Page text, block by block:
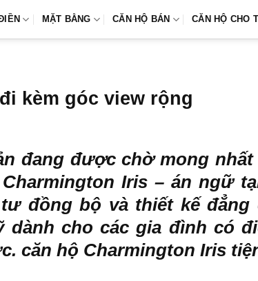
MẶT BẰNG CĂN HỘ BÁN CĂN HỘ CHO
kèm góc view rộng
đang được chờ mong
Iris– án ngữ
đồng bộ và thiết kế đẳng
cho các gia đình có
căn hộ Charmington Iris